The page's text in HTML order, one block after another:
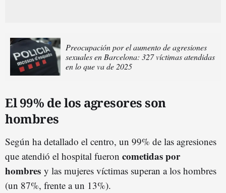
Preocupación por el aumento de agresiones
sexuales en Barcelona: 327 víctimas atendidas
en lo que va de 2025
El 99% de los agresores son
hombres
Según ha detallado el centro, un 99% de las agresiones
que atendió el hospital fueron cometidas por
hombres y las mujeres víctimas superan a los hombres
(un 87%, frente a un 13%).